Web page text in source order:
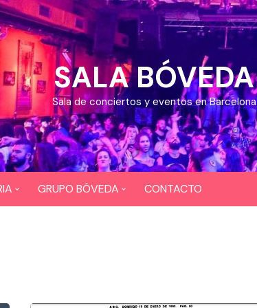
SALA BÓVEDA
Sala de conciertos y eventos en Barcelona
GRUPO BÓVEDA CONTACTO